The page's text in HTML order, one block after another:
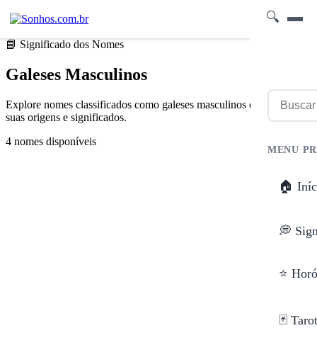
🔍
MENU
🏠
💭
⭐
🃏
📘 Significado dos Nomes
Galeses Masculinos
Explore nomes classificados como galeses masculinos e descubra
suas origens e significados.
4 nomes disponíveis